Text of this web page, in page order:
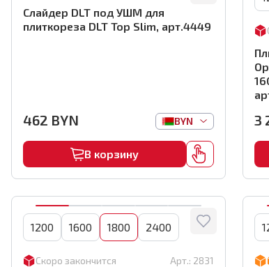
Слайдер DLT под УШМ для
плиткореза DLT Top Slim, арт.4449
462 BYN BYN
В корзину
3
1200 1600 1800 2400
Скоро закончится Арт.: 2831